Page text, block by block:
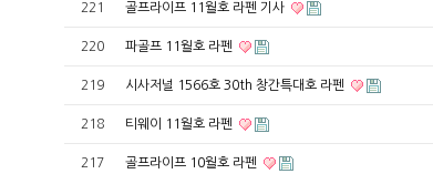
221 골프라이프 11월호 라펜 기사
220 파골프 11월호 라펜
219 시사저널 1566호 30th 창간특대호 라펜
218 티웨이 11월호 라펜
217 골프라이프 10월호 라펜